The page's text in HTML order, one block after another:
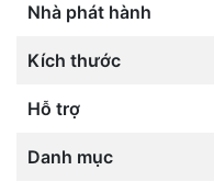
Nhà phát hành
Kích thước
Hỗ trợ
Danh mục